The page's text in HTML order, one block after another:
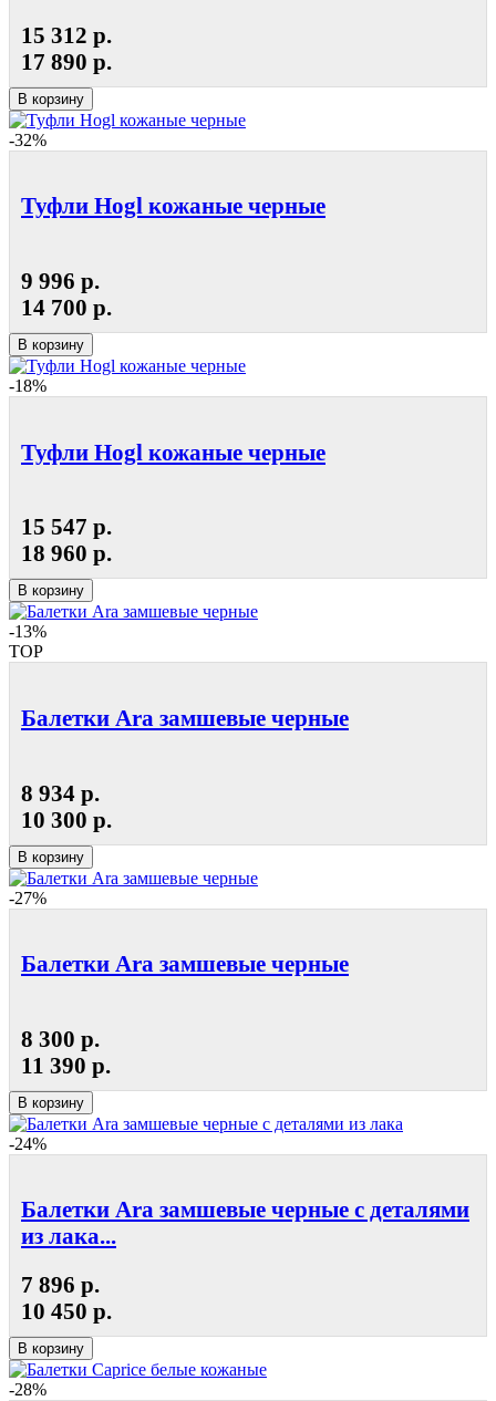
15 312 р.
17 890 р.
В корзину
-32%
Туфли Hogl кожаные черные
9 996 р.
14 700 р.
В корзину
-18%
Туфли Hogl кожаные черные
15 547 р.
18 960 р.
В корзину
-13%
TOP
Балетки Ara замшевые черные
8 934 р.
10 300 р.
В корзину
-27%
Балетки Ara замшевые черные
8 300 р.
11 390 р.
В корзину
-24%
Балетки Ara замшевые черные с деталями
из лака...
7 896 р.
10 450 р.
В корзину
-28%